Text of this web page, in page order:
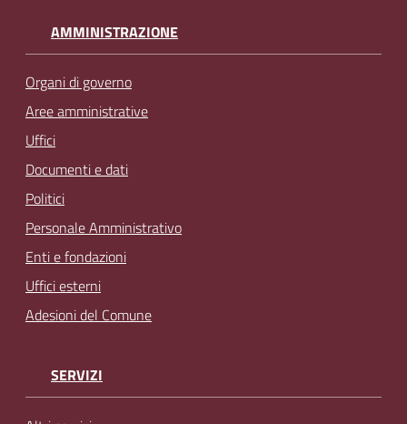
AMMINISTRAZIONE
Organi di governo
Aree amministrative
Uffici
Documenti e dati
Politici
Personale Amministrativo
Enti e fondazioni
Uffici esterni
Adesioni del Comune
SERVIZI